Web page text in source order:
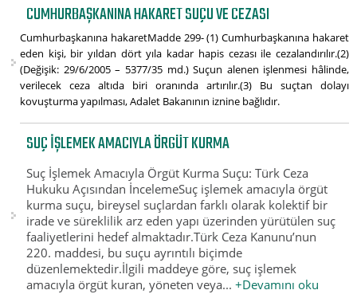
CUMHURBAŞKANINA HAKARET SUÇU VE CEZASI
Cumhurbaşkanına hakaretMadde 299- (1) Cumhurbaşkanına hakaret
eden kişi, bir yıldan dört yıla kadar hapis cezası ile cezalandırılır.(2)
(Değişik: 29/6/2005 – 5377/35 md.) Suçun alenen işlenmesi hâlinde,
verilecek ceza altıda biri oranında artırılır.(3) Bu suçtan dolayı
kovuşturma yapılması, Adalet Bakanının iznine bağlıdır.
SUÇ İŞLEMEK AMACIYLA ÖRGÜT KURMA
Suç İşlemek Amacıyla Örgüt Kurma Suçu: Türk Ceza
Hukuku Açısından İncelemeSuç işlemek amacıyla örgüt
kurma suçu, bireysel suçlardan farklı olarak kolektif bir
irade ve süreklilik arz eden yapı üzerinden yürütülen suç
faaliyetlerini hedef almaktadır.Türk Ceza Kanunu’nun
220. maddesi, bu suçu ayrıntılı biçimde
düzenlemektedir.İlgili maddeye göre, suç işlemek
amacıyla örgüt kuran, yöneten veya...+Devamını oku